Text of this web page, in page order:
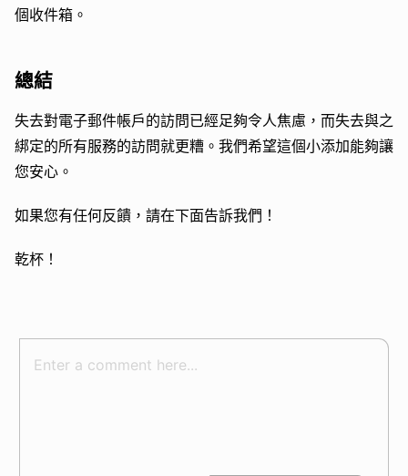
個收件箱。
總結
失去對電子郵件帳戶的訪問已經足夠令人焦慮，而失去與之
綁定的所有服務的訪問就更糟。我們希望這個小添加能夠讓
您安心。
如果您有任何反饋，請在下面告訴我們！
乾杯！